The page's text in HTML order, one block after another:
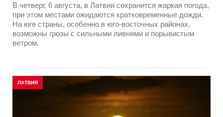
В четверг, 6 августа, в Латвии сохранится жаркая погода,
при этом местами ожидаются кратковременные дожди.
На юге страны, особенно в юго-восточных районах,
возможны грозы с сильными ливнями и порывистым
ветром.
ЛАТВИЯ